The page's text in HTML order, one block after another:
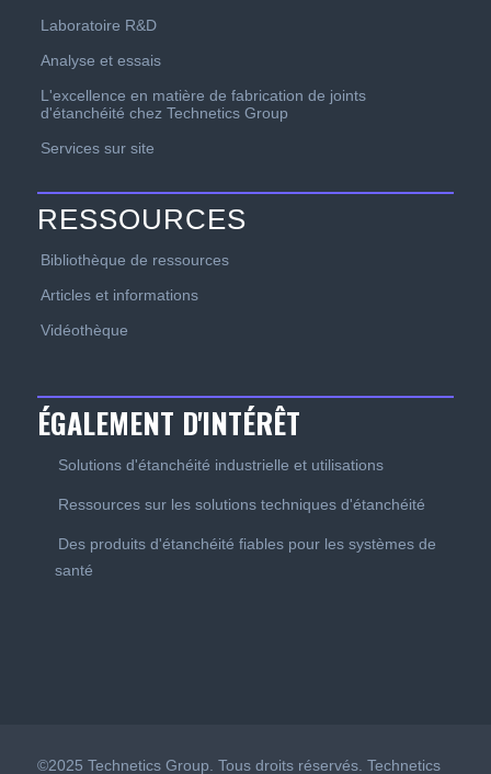
Laboratoire R&D
Analyse et essais
L'excellence en matière de fabrication de joints
d'étanchéité chez Technetics Group
Services sur site
RESSOURCES
Bibliothèque de ressources
Articles et informations
Vidéothèque
ÉGALEMENT D'INTÉRÊT
Solutions d'étanchéité industrielle et utilisations
Ressources sur les solutions techniques d'étanchéité
Des produits d'étanchéité fiables pour les systèmes de
santé
©2025 Technetics Group. Tous droits réservés. Technetics